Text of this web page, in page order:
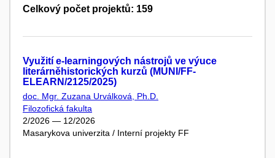
Celkový počet projektů: 159
Využití e-learningových nástrojů ve výuce
literárněhistorických kurzů (MUNI/FF-
ELEARN/2125/2025)
doc. Mgr. Zuzana Urválková, Ph.D.
Filozofická fakulta
2/2026 — 12/2026
Masarykova univerzita / Interní projekty FF